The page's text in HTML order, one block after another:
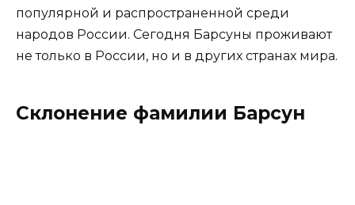
популярной и распространенной среди
народов России. Сегодня Барсуны проживают
не только в России, но и в других странах мира.
Склонение фамилии Барсун